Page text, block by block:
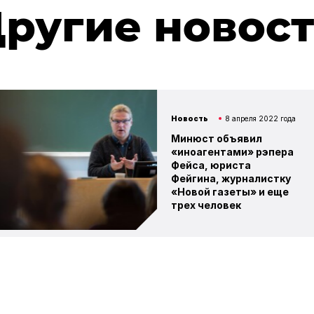
Новость 8 апреля 2022 года
Минюст объявил
«иноагентами» рэпера
Фейса, юриста
Фейгина, журналистку
«Новой газеты» и еще
трех человек